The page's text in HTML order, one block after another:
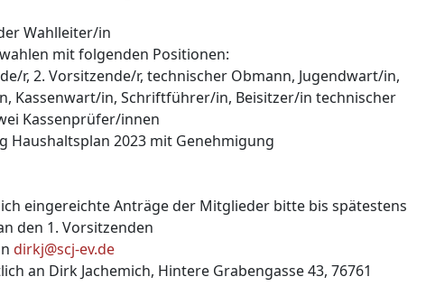
Wahlleiter/in
mit folgenden Positionen:
r, 2. Vorsitzende/r, technischer Obmann, Jugendwart/in,
Kassenwart/in, Schriftführer/in, Beisitzer/in technischer
Kassenprüfer/innen
Haushaltsplan 2023 mit Genehmigung
eingereichte Anträge der Mitglieder bitte bis spätestens
den 1. Vorsitzenden
dirkj@scj-ev.de
an Dirk Jachemich, Hintere Grabengasse 43, 76761